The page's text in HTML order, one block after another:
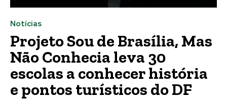
Notícias
Projeto Sou de Brasília, Mas
Não Conhecia leva 30
escolas a conhecer história
e pontos turísticos do DF